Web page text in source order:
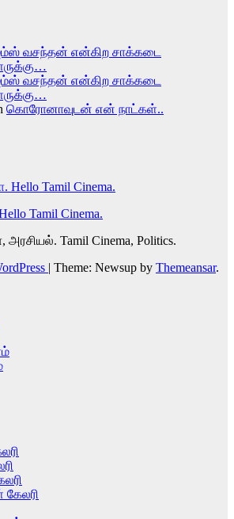
வசந்தன் என்கிற சாக்கடை
வசந்தன் என்கிற சாக்கடை
கொரோனாவுடன் என் நாட்கள்..
Tamil Cinema.
Tamil Cinema, Politics.
| Theme: Newsup by Themeansar.
கேலரி